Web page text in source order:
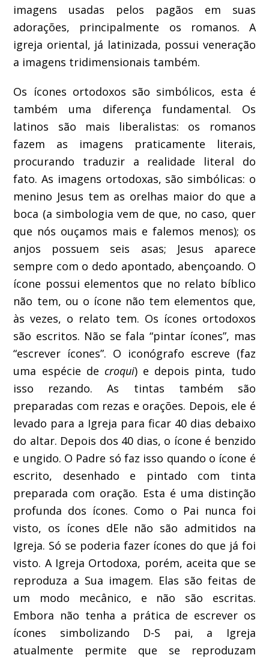
imagens usadas pelos pagãos em suas
adorações, principalmente os romanos. A
igreja oriental, já latinizada, possui veneração
a imagens tridimensionais também.
Os ícones ortodoxos são simbólicos, esta é
também uma diferença fundamental. Os
latinos são mais liberalistas: os romanos
fazem as imagens praticamente literais,
procurando traduzir a realidade literal do
fato. As imagens ortodoxas, são simbólicas: o
menino Jesus tem as orelhas maior do que a
boca (a simbologia vem de que, no caso, quer
que nós ouçamos mais e falemos menos); os
anjos possuem seis asas; Jesus aparece
sempre com o dedo apontado, abençoando. O
ícone possui elementos que no relato bíblico
não tem, ou o ícone não tem elementos que,
às vezes, o relato tem. Os ícones ortodoxos
são escritos. Não se fala “pintar ícones”, mas
“escrever ícones”. O iconógrafo escreve (faz
uma espécie de croqui) e depois pinta, tudo
isso rezando. As tintas também são
preparadas com rezas e orações. Depois, ele é
levado para a Igreja para ficar 40 dias debaixo
do altar. Depois dos 40 dias, o ícone é benzido
e ungido. O Padre só faz isso quando o ícone é
escrito, desenhado e pintado com tinta
preparada com oração. Esta é uma distinção
profunda dos ícones. Como o Pai nunca foi
visto, os ícones dEle não são admitidos na
Igreja. Só se poderia fazer ícones do que já foi
visto. A Igreja Ortodoxa, porém, aceita que se
reproduza a Sua imagem. Elas são feitas de
um modo mecânico, e não são escritas.
Embora não tenha a prática de escrever os
ícones simbolizando D-S pai, a Igreja
atualmente permite que se reproduzam